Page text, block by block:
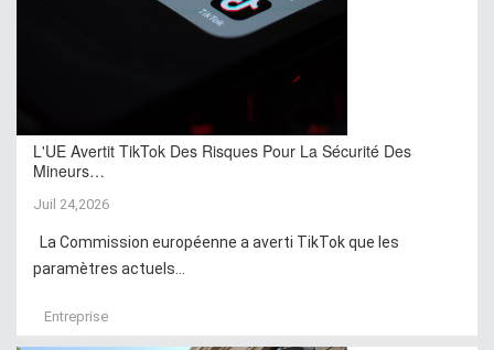
L'UE Avertit TikTok Des Risques Pour La Sécurité Des
Mineurs…
Juil 24,2026
La Commission européenne a averti TikTok que les
paramètres actuels...
Entreprise